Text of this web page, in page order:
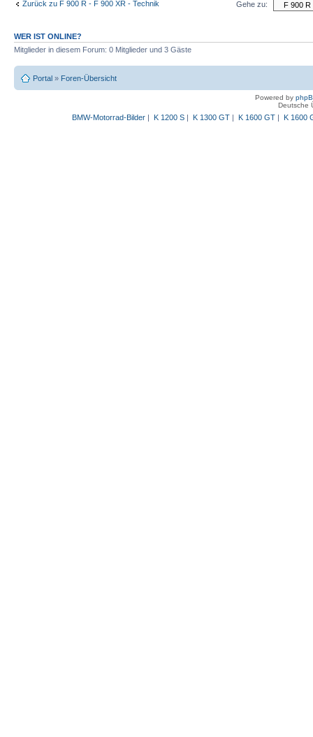
Zurück zu F 900 R - F 900 XR - Technik Gehe zu:
WER IST ONLINE?
Mitglieder in diesem Forum: 0 Mitglieder und 3 Gäste
Portal » Foren-Übersicht
Powered by
Deutsche
BMW-Motorrad-Bilder| K 1200 S| K 1300 GT| K 1600 GT| K 1600